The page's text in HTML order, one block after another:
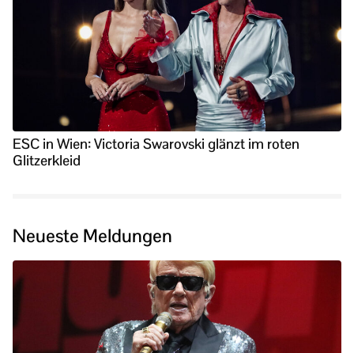
ESC in Wien: Victoria Swarovski glänzt im roten
Glitzerkleid
Neueste Meldungen